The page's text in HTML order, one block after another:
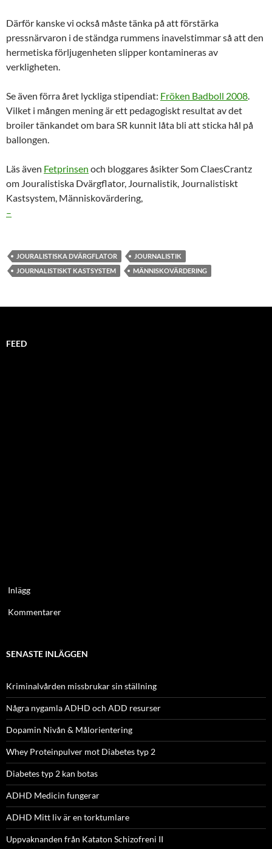
Därför kanske vi också måste tänka på att förstärka
pressnärvaron i de ständga rummens inavelstimmar så att den
hermetiska förljugenheten slipper kontamineras av
verkligheten.
Se även förra året lyckliga stipendiat: Fröken Badboll 2008.
Vilket i mången mening är ett pedagogiskt resultat av det
broiler tänkandet om bara SR kunnit låta bli att sticka hål på
ballongen.
Läs även Fetprinsen och bloggares åsikter Som ClaesCrantz
om Jouralistiska Dvärgflator, Journalistik, Journalistiskt
Kastsystem, Människovärdering,
–
JOURALISTISKA DVÄRGFLATOR
JOURNALISTIK
JOURNALISTISKT KASTSYSTEM
MÄNNISKOVÄRDERING
FEED
Inlägg
Kommentarer
SENASTE INLÄGGEN
Kriminalvården missbrukar sin ställning
Några nygamla ADHD och ADD resurser
Dopamin Nivån & Målorientering
Whey Proteinpulver mot Diabetes typ 2
Diabetes typ 2 kan botas
ADHD Medicin fungerar
ADHD Mitt liv är en torktumlare
Uppvaknanden från Kataton Schizofreni II